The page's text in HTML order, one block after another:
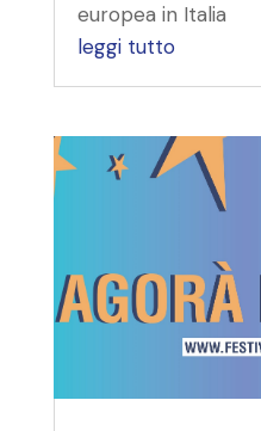
europea in Italia
leggi tutto